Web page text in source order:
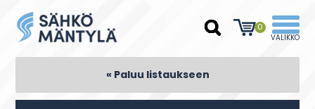
0
« Paluu listaukseen